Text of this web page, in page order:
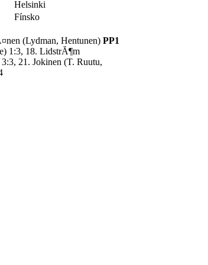
Helsinki
Fínsko
(Lydman, Hentunen) PP1
1:3, 18. LidstrĂ¶m
21. Jokinen (T. Ruutu,